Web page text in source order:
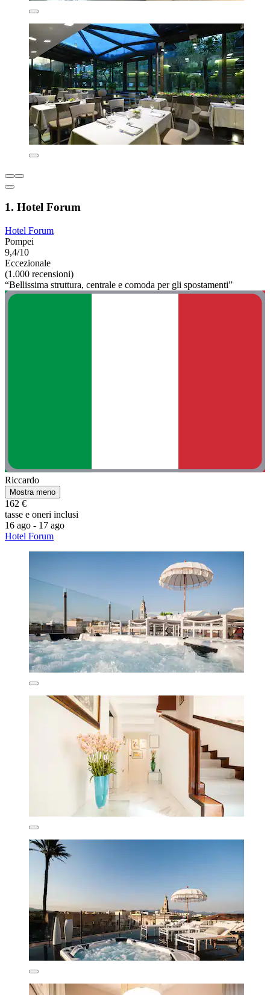
1. Hotel Forum
Hotel Forum
Pompei
9,4/10
Eccezionale
(1.000 recensioni)
“Bellissima struttura, centrale e comoda per gli spostamenti”
Riccardo
Mostra meno
162 €
tasse e oneri inclusi
16 ago - 17 ago
Hotel Forum